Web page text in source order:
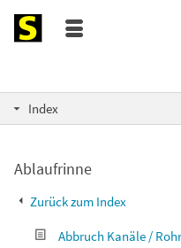
Index
Ablaufrinne
Zurück zum Index
Abbruch Kanäle /